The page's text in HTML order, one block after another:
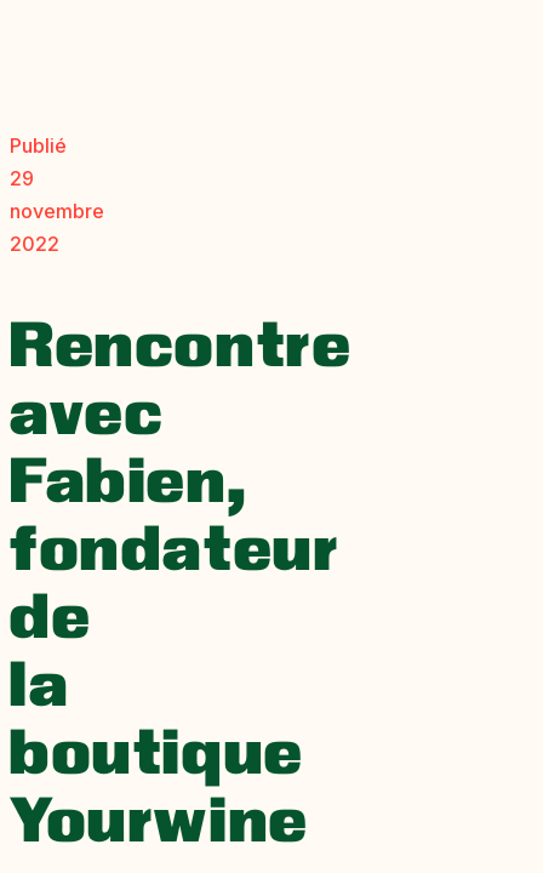
Publié
29
novembre
2022
Rencontre
avec
Fabien,
fondateur
de
la
boutique
Yourwine